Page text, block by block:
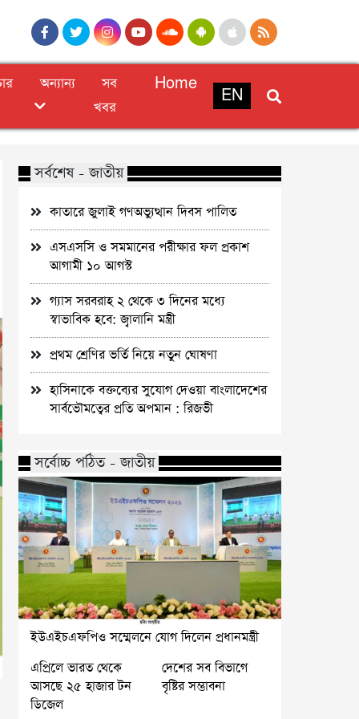
অন্যান্য
সব
খবর
Home
EN
সর্বশেষ - জাতীয়
কাতারে জুলাই গণঅভ্যুত্থান দিবস পালিত
এসএসসি ও সমমানের পরীক্ষার ফল প্রকাশ
আগামী ১০ আগস্ট
গ্যাস সরবরাহ ২ থেকে ৩ দিনের মধ্যে
স্বাভাবিক হবে: জ্বালানি মন্ত্রী
প্রথম শ্রেণির ভর্তি নিয়ে নতুন ঘোষণা
হাসিনাকে বক্তব্যের সুযোগ দেওয়া বাংলাদেশের
সার্বভৌমত্বের প্রতি অপমান : রিজভী
সর্বোচ্চ পঠিত - জাতীয়
ইউএইচএফপিও সম্মেলনে যোগ দিলেন প্রধানমন্ত্রী
এপ্রিলে ভারত থেকে
আসছে ২৫ হাজার টন
ডিজেল
দেশের সব বিভাগে
বৃষ্টির সম্ভাবনা